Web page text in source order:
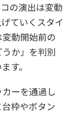
の演出は変動
ていくスタイ
動開始前の
か」を判別
す。
ーを通過し
枠やボタン